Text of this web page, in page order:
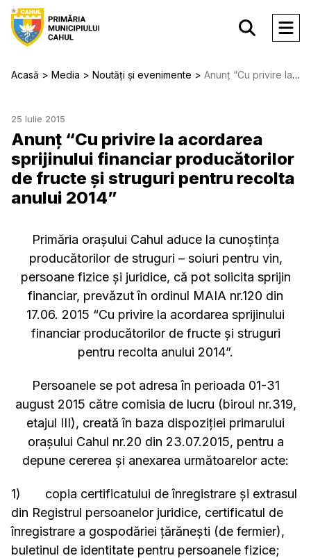
Acasă Media Noutăți și evenimente Anunț “Cu privire la acordarea sprijinului financiar producătorilor de fructe şi struguri pentru recolta anului 2014”
25 Iulie 2015
Anunț “Cu privire la acordarea
sprijinului financiar producătorilor
de fructe şi struguri pentru recolta
anului 2014”
Primăria oraşului Cahul aduce la cunoştinţa
producătorilor de struguri – soiuri pentru vin,
persoane fizice şi juridice, că pot solicita sprijin
financiar, prevăzut în ordinul MAIA nr.120 din
17.06. 2015 “Cu privire la acordarea sprijinului
financiar producătorilor de fructe şi struguri
pentru recolta anului 2014”.
Persoanele se pot adresa în perioada 01-31
august 2015 către comisia de lucru (biroul nr.319,
etajul III), creată în baza dispoziţiei primarului
oraşului Cahul nr.20 din 23.07.2015, pentru a
depune cererea și anexarea următoarelor acte:
1) copia certificatului de înregistrare şi extrasul
din Registrul persoanelor juridice, certificatul de
înregistrare a gospodăriei ţărăneşti (de fermier),
buletinul de identitate pentru persoanele fizice;